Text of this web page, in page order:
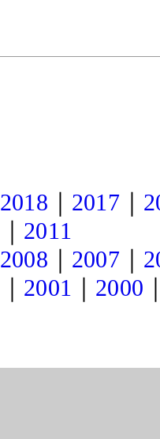
2018 2017｜
2011
2008 2007｜
2001 2000